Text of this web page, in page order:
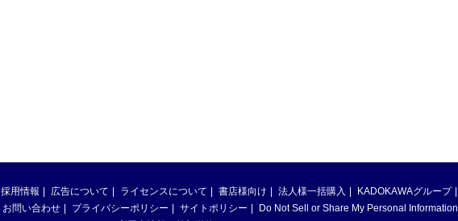
採用情報 広告について ライセンスについて 書店様向け 法人様一括購入
KADOKAWAグループ
お問い合わせ プライバシーポリシー サイトポリシー
Do Not Sell or Share My Personal Information